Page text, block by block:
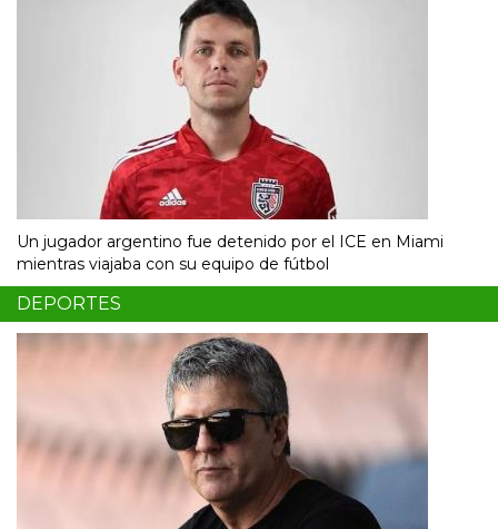
Un jugador argentino fue detenido por el ICE en Miami
mientras viajaba con su equipo de fútbol
DEPORTES